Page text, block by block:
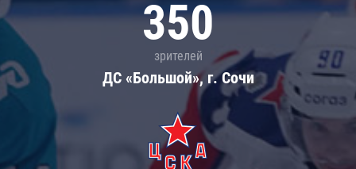
350
зрителей
ДС «Большой», г. Сочи